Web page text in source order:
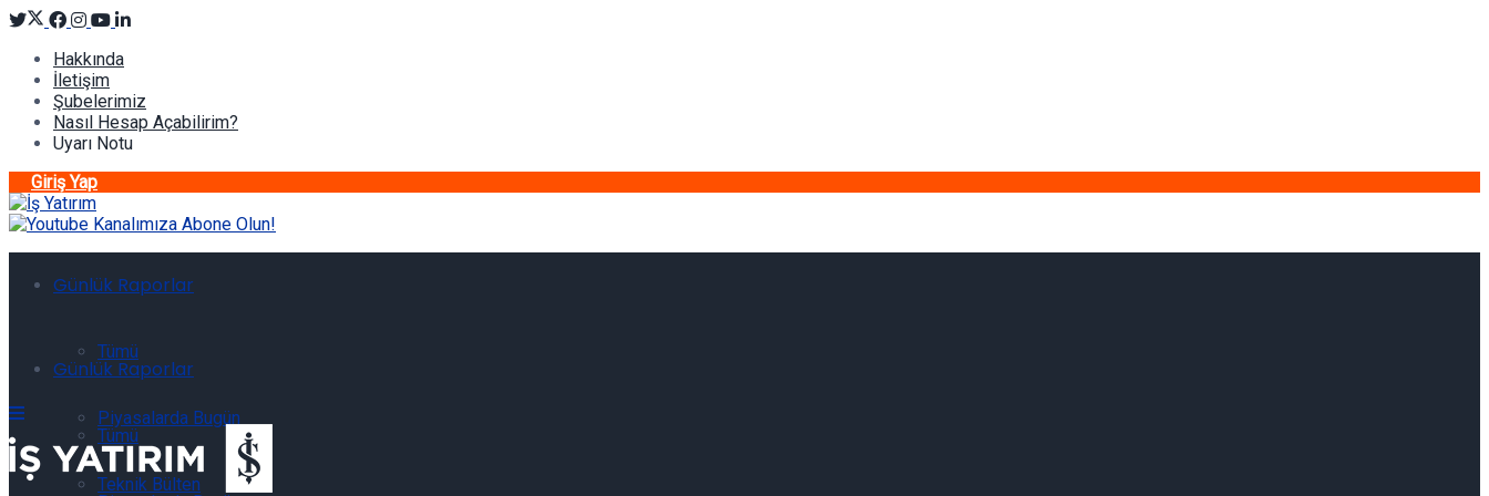
Hakkında
İletişim
Şubelerimiz
Nasıl Hesap Açabilirim?
Uyarı Notu
Giriş Yap
Günlük Raporlar
Tümü
Piyasalarda Bugün
Teknik Bülten
Günlük Raporlar
Tümü